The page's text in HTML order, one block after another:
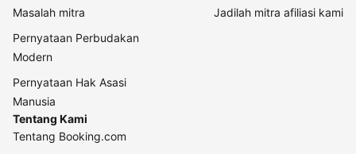
Masalah mitra
Pernyataan Perbudakan
Modern
Pernyataan Hak Asasi
Manusia
Jadilah mitra afiliasi kami
Tentang Kami
Tentang Booking.com